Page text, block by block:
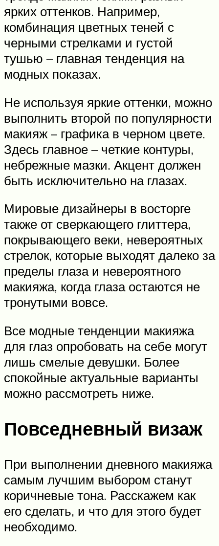
ярких оттенков. Например,
комбинация цветных теней с
черными стрелками и густой
тушью – главная тенденция на
модных показах.
Не используя яркие оттенки, можно
выполнить второй по популярности
макияж – графика в черном цвете.
Здесь главное – четкие контуры,
небрежные мазки. Акцент должен
быть исключительно на глазах.
Мировые дизайнеры в восторге
также от сверкающего глиттера,
покрывающего веки, невероятных
стрелок, которые выходят далеко за
пределы глаза и невероятного
макияжа, когда глаза остаются не
тронутыми вовсе.
Все модные тенденции макияжа
для глаз опробовать на себе могут
лишь смелые девушки. Более
спокойные актуальные варианты
можно рассмотреть ниже.
Повседневный визаж
При выполнении дневного макияжа
самым лучшим выбором станут
коричневые тона. Расскажем как
его сделать, и что для этого будет
необходимо.